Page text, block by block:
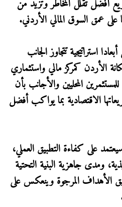
أفضل تقلل المخاطر وتزيد من
عمق السوق المالي الأردني.
استراتيجية تتجاوز الجانب
الأردن كمركز مالي واستثماري
المحليين والأجانب بأن
الاقتصادية بما يواكب أفضل
على كفاءة التطبيق العملي،
ومدى جاهزية البنية التحتية
الأهداف المرجوة وينعكس على